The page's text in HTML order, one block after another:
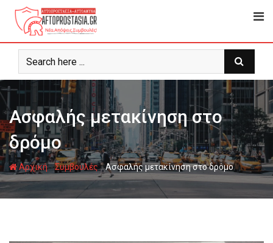
Ψάχνω
για...
Ασφαλής μετακίνηση στο
δρόμο
Αρχική-Συμβουλές-Ασφαλής μετακίνηση στο δρόμο